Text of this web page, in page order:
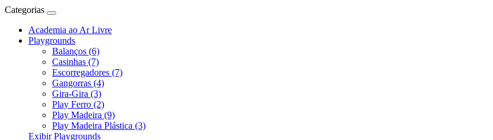
Categorias
Academia ao Ar Livre
Playgrounds
Balanços (6)
Casinhas (7)
Escorregadores (7)
Gangorras (4)
Gira-Gira (3)
Play Ferro (2)
Play Madeira (9)
Play Madeira Plástica (3)
Exibir Playgrounds